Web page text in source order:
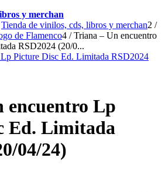
y merchan
Tienda de vinilos, cds, libros y merchan2 /
de Flamenco4 / Triana – Un encuentro
RSD2024 (20/0...
encuentro Lp
Ed. Limitada
04/24)